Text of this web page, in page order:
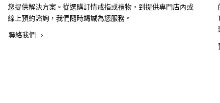
您提供解決方案。從選購訂情戒指或禮物，到提供專門店內或
線上預約諮詢，我們隨時竭誠為您服務。
聯絡我們